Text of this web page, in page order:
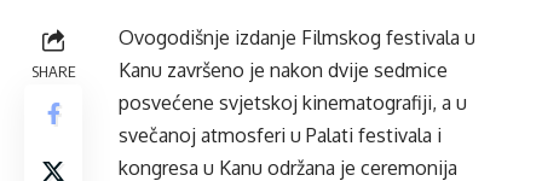
SHARE
Ovogodišnje izdanje Filmskog festivala u
Kanu završeno je nakon dvije sedmice
posvećene svjetskoj kinematografiji, a u
svečanoj atmosferi u Palati festivala i
kongresa u Kanu održana je ceremonija